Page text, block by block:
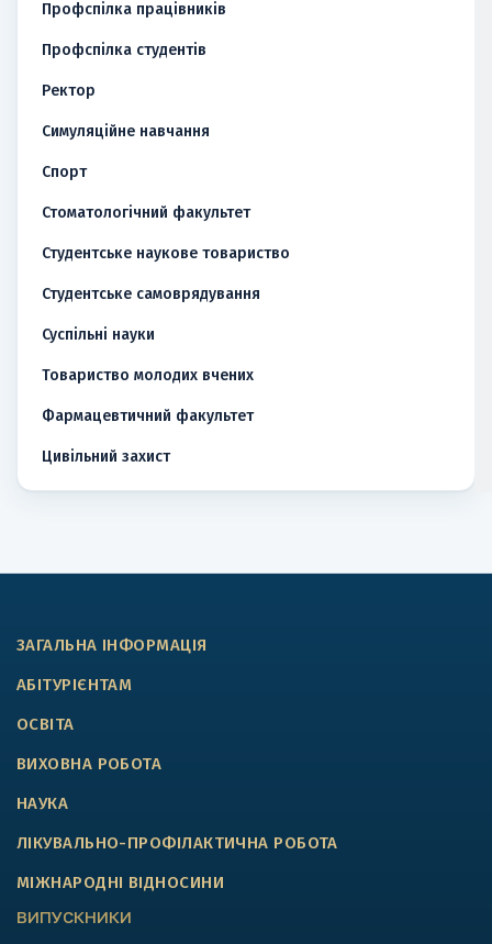
Профспілка працівників
Профспілка студентів
Ректор
Симуляційне навчання
Спорт
Стоматологічний факультет
Студентське наукове товариство
Студентське самоврядування
Суспільні науки
Товариство молодих вчених
Фармацевтичний факультет
Цивільний захист
ЗАГАЛЬНА ІНФОРМАЦІЯ
АБІТУРІЄНТАМ
ОСВІТА
ВИХОВНА РОБОТА
НАУКА
ЛІКУВАЛЬНО-ПРОФІЛАКТИЧНА РОБОТА
МІЖНАРОДНІ ВІДНОСИНИ
ВИПУСКНИКИ